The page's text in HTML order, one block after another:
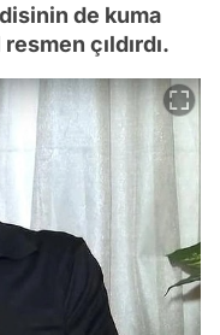
de kuma
çıldırdı.